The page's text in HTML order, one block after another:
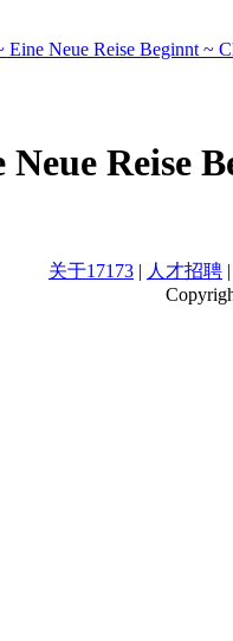
Neue Reise Beginnt ~
Reise
关于17173 | 人才招聘 |